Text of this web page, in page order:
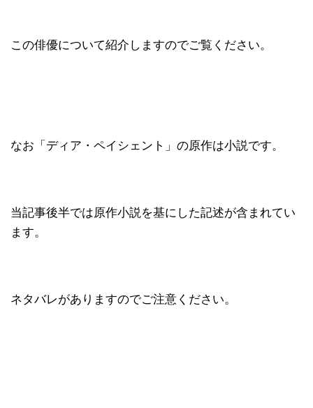
この俳優について紹介しますのでご覧ください。
なお「ディア・ペイシェント」の原作は小説です。
当記事後半では原作小説を基にした記述が含まれてい
ます。
ネタバレがありますのでご注意ください。